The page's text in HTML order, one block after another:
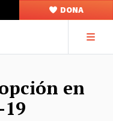
DONA
en